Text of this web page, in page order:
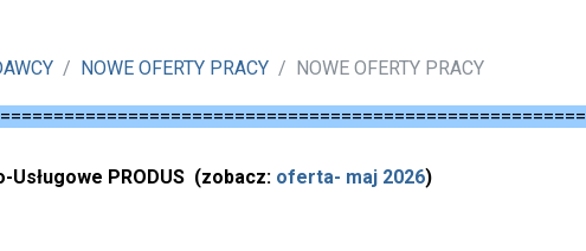
NOWE OFERTY PRACY NOWE OFERTY PRACY
PRODUS (zobacz: oferta- maj 2026)